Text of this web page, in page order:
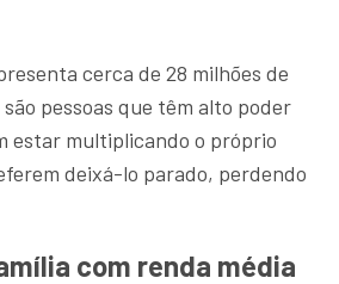
cerca de 28 milhões de
pessoas que têm alto poder
estar multiplicando o próprio
deixá-lo parado, perdendo
com renda média